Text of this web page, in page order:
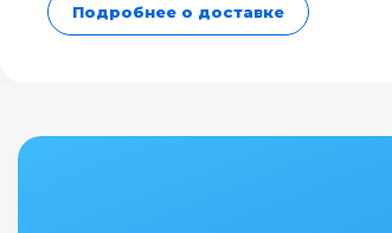
Подробнее о доставке